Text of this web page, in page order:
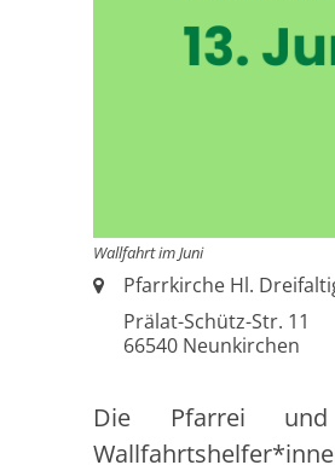
Wallfahrt im Juni
Ort:Pfarrkirche Hl.
Prälat-Schütz-Str. 11
66540 Neunkirchen
Die Pfarrei